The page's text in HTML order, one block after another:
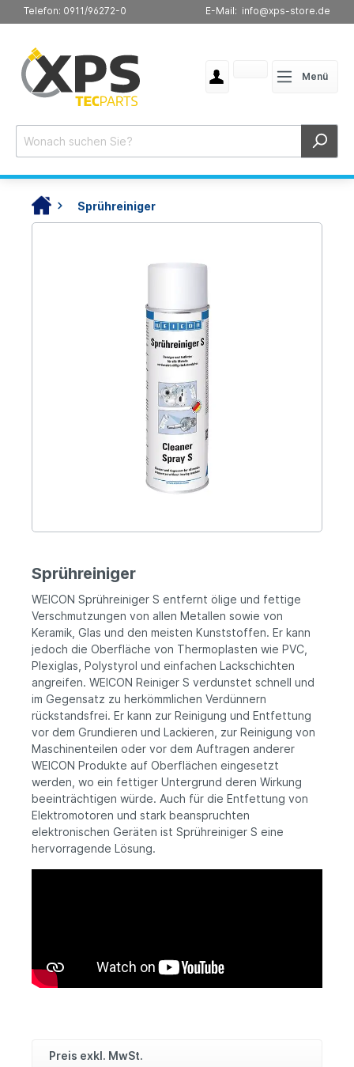
Telefon: 0911/96272-0 E-Mail: info@xps-store.de
Menü
Sprühreiniger
Sprühreiniger
WEICON Sprühreiniger S entfernt ölige und fettige
Verschmutzungen von allen Metallen sowie von
Keramik, Glas und den meisten Kunststoffen. Er kann
jedoch die Oberfläche von Thermoplasten wie PVC,
Plexiglas, Polystyrol und einfachen Lackschichten
angreifen. WEICON Reiniger S verdunstet schnell und
im Gegensatz zu herkömmlichen Verdünnern
rückstandsfrei. Er kann zur Reinigung und Entfettung
vor dem Grundieren und Lackieren, zur Reinigung von
Maschinenteilen oder vor dem Auftragen anderer
WEICON Produkte auf Oberflächen eingesetzt
werden, wo ein fettiger Untergrund deren Wirkung
beeinträchtigen würde. Auch für die Entfettung von
Elektromotoren und stark beanspruchten
elektronischen Geräten ist Sprühreiniger S eine
hervorragende Lösung.
Preis exkl. MwSt.